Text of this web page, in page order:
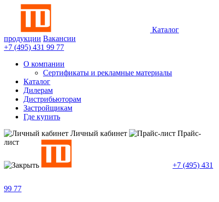
Каталог
продукции Вакансии
+7 (495) 431 99 77
О компании
Сертификаты и рекламные материалы
Каталог
Дилерам
Дистрибьюторам
Застройщикам
Где купить
Личный кабинет
Прайс-
лист
+7 (495) 431
99 77